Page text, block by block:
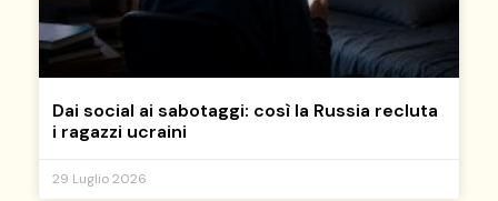
Dai social ai sabotaggi: così la Russia recluta
i ragazzi ucraini
29 Luglio 2026